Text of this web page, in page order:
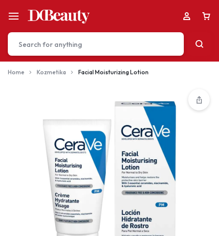
Your bag is empty
Don't miss out on great deals! Start shopping or
Sign in to view products added.
Shop What's New
Home Kozmetika Facial Moisturizing Lotion